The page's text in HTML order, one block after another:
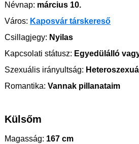
Névnap: március 10.
Város: Kaposvár társkereső
Csillagjegy: Nyilas
Kapcsolati státusz: Egyedülálló
Szexuális irányultság:
Romantika: Vannak pillanataim
Külsőm
Magasság: 167 cm